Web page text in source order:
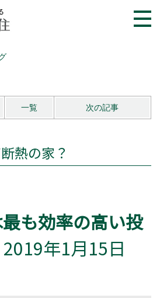
一覧 次の記事
熱の家？
も効率の高い投
2019年1月15日